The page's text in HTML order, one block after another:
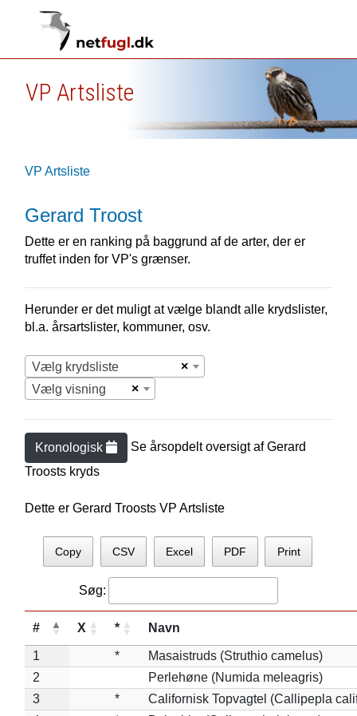
VP Artsliste
VP Artsliste
Gerard Troost
Dette er en ranking på baggrund af de arter, der er
truffet inden for VP's grænser.
Herunder er det muligt at vælge blandt alle krydslister,
bl.a. årsartslister, kommuner, osv.
×
Vælg krydsliste
×
Vælg visning
Kronologisk Se årsopdelt oversigt afGerard
Troosts kryds
Dette er Gerard Troosts VP Artsliste
Copy CSV Excel PDF Print
Søg:
# X * Navn
1 *
Masaistruds (Struthio camelus)
2
Perlehøne (Numida meleagris)
3
*
Californisk Topvagtel (Callipepla